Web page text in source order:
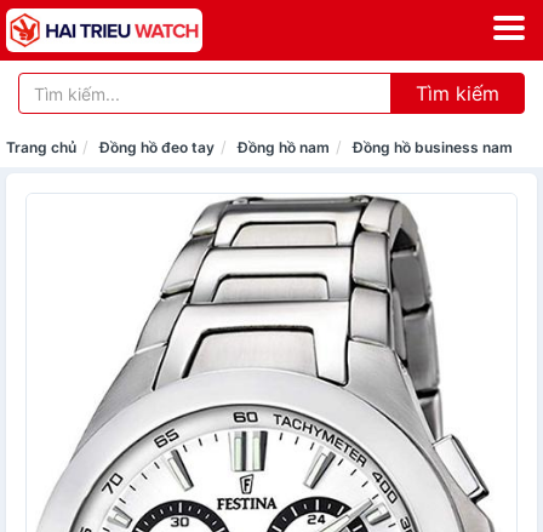
Tìm kiếm
Trang chủ Đồng hồ đeo tay Đồng hồ nam Đồng hồ business nam